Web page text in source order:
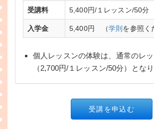
受講料 5,400円/１レッスン/50分
入学金 5,400円 （学則 を参照く
個人レッスンの体験は、通常のレ
（2,700円/１レッスン/50分）となり
受講を申込む